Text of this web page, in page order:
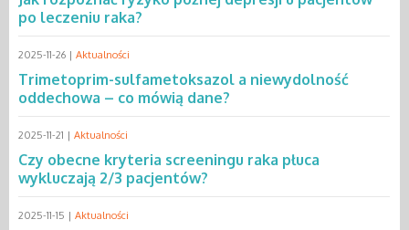
po leczeniu raka?
2025-11-26 | Aktualności
Trimetoprim-sulfametoksazol a niewydolność
oddechowa – co mówią dane?
2025-11-21 | Aktualności
Czy obecne kryteria screeningu raka płuca
wykluczają 2/3 pacjentów?
2025-11-15 | Aktualności